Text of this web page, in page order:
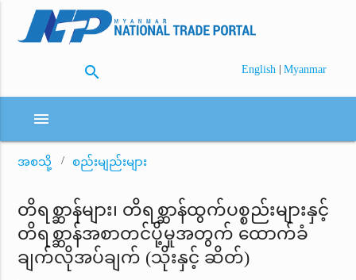
search English | Myanmar
menu
အစသို့ စည်းမျည်းများ
တိရစ္ဆာန်များ၊ တိရစ္ဆာန်ထွက်ပစ္စည်းများနှင့်
တိရစ္ဆာန်အစာတင်ပို့မှုအတွက် ထောက်ခံ
ချက်လိုအပ်ချက် (သိုးနှင့် ဆိတ်)